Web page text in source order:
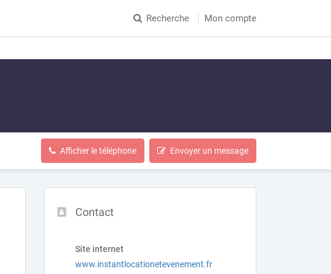
Recherche Mon compte
Afficher le téléphone Envoyer un message
Contact
Site internet
www.instantlocationetevenement.fr